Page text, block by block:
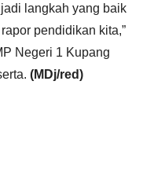
langkah yang baik
pendidikan kita,”
Negeri 1 Kupang
(MDj/red)